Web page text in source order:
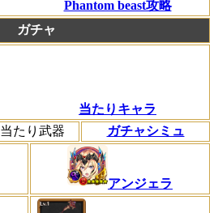
Phantom beast攻略
ガチャ
当たりキャラ
当たり武器 ガチャシミュ
アンジェラ